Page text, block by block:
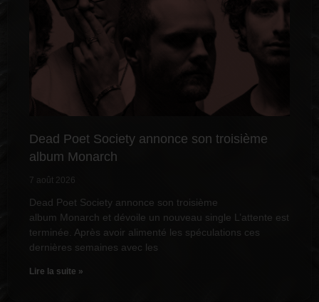
Dead Poet Society annonce son troisième
album Monarch
7 août 2026
Dead Poet Society annonce son troisième
album Monarch et dévoile un nouveau single L’attente est
terminée. Après avoir alimenté les spéculations ces
dernières semaines avec les
Lire la suite »